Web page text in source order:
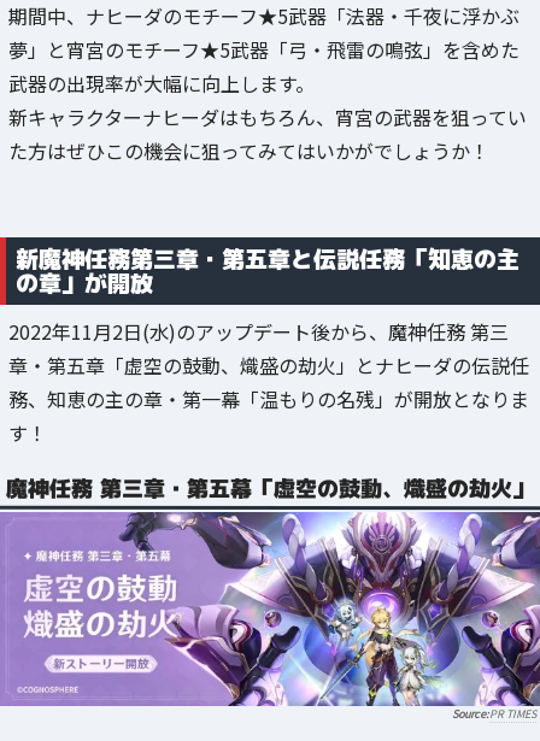
期間中、ナヒーダのモチーフ★5武器「法器・千夜に浮かぶ
夢」と宵宮のモチーフ★5武器「弓・飛雷の鳴弦」を含めた
武器の出現率が大幅に向上します。
新キャラクターナヒーダはもちろん、宵宮の武器を狙ってい
た方はぜひこの機会に狙ってみてはいかがでしょうか！
新魔神任務第三章・第五章と伝説任務「知恵の主
の章」が開放
2022年11月2日(水)のアップデート後から、魔神任務 第三
章・第五章「虚空の鼓動、熾盛の劫火」とナヒーダの伝説任
務、知恵の主の章・第一幕「温もりの名残」が開放となりま
す！
魔神任務 第三章・第五幕「虚空の鼓動、熾盛の劫火」
PR TIMES